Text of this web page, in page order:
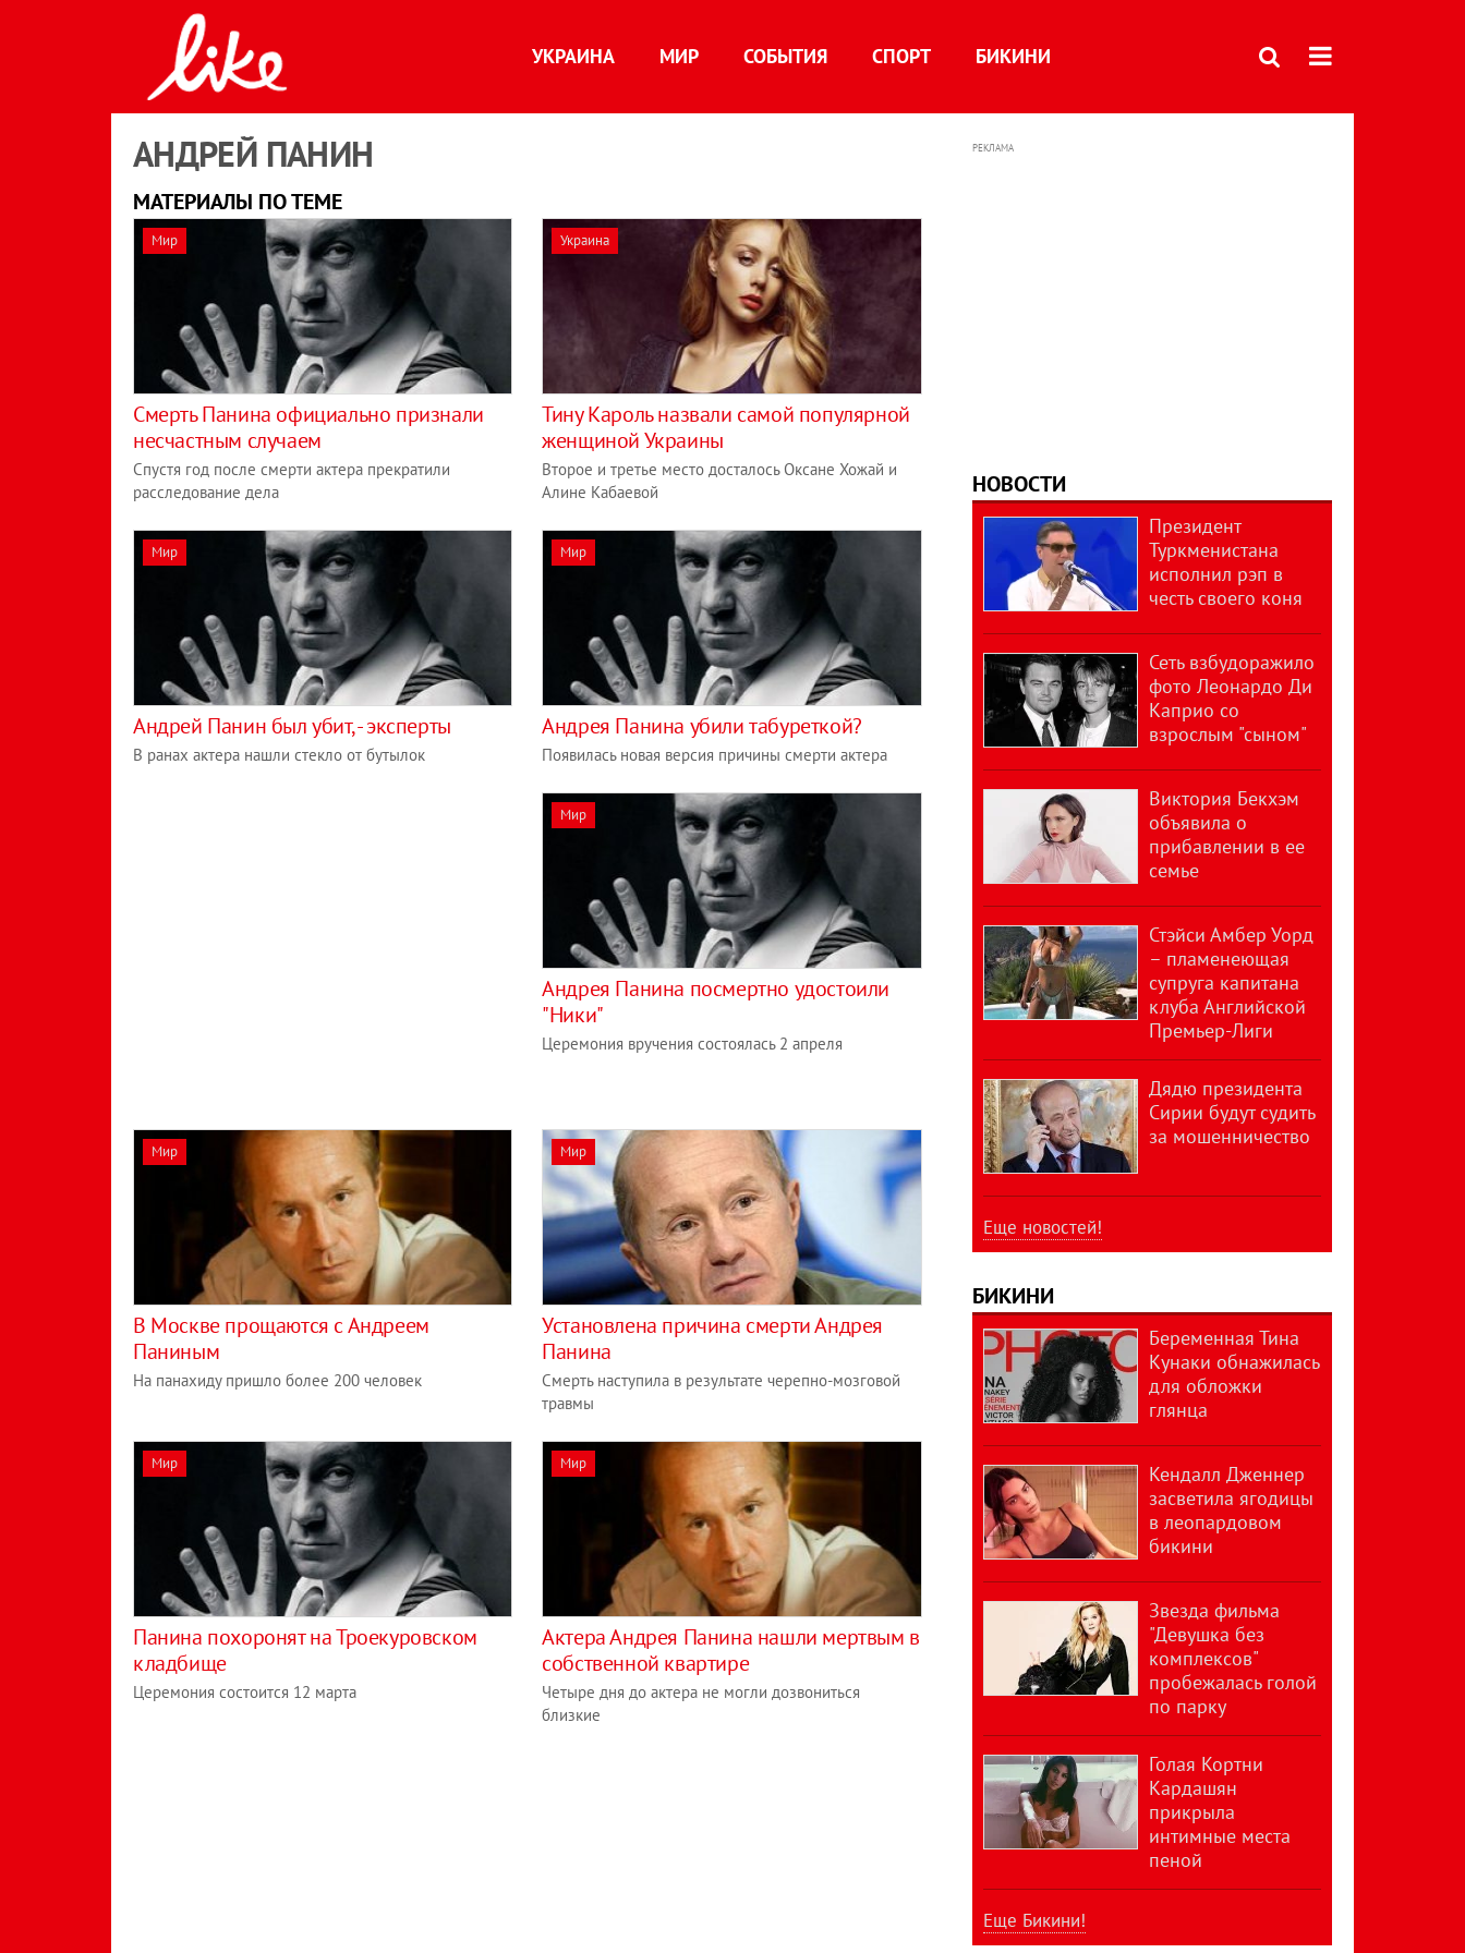
УКРАИНА МИР СОБЫТИЯ СПОРТ БИКИНИ
АНДРЕЙ ПАНИН
МАТЕРИАЛЫ ПО ТЕМЕ
Мир
Смерть Панина официально признали
несчастным случаем
Спустя год после смерти актера прекратили
расследование дела
Украина
Тину Кароль назвали самой популярной
женщиной Украины
Второе и третье место досталось Оксане Хожай и
Алине Кабаевой
Мир
Андрей Панин был убит, - эксперты
В ранах актера нашли стекло от бутылок
Мир
Андрея Панина убили табуреткой?
Появилась новая версия причины смерти актера
Мир
Андрея Панина посмертно удостоили
"Ники"
Церемония вручения состоялась 2 апреля
Мир
В Москве прощаются с Андреем
Паниным
На панахиду пришло более 200 человек
Мир
Установлена ​​причина смерти Андрея
Панина
Смерть наступила в результате черепно-мозговой
травмы
Мир
Панина похоронят на Троекуровском
кладбище
Церемония состоится 12 марта
Мир
Актера Андрея Панина нашли мертвым в
собственной квартире
Четыре дня до актера не могли дозвониться
близкие
РЕКЛАМА
НОВОСТИ
Президент
Туркменистана
исполнил рэп в
честь своего коня
Сеть взбудоражило
фото Леонардо Ди
Каприо со
взрослым "сыном"
Виктория Бекхэм
объявила о
прибавлении в ее
семье
Стэйси Амбер Уорд
– пламенеющая
супруга капитана
клуба Английской
Премьер-Лиги
Дядю президента
Сирии будут судить
за мошенничество
Еще новостей!
БИКИНИ
Беременная Тина
Кунаки обнажилась
для обложки
глянца
Кендалл Дженнер
засветила ягодицы
в леопардовом
бикини
Звезда фильма
"Девушка без
комплексов"
пробежалась голой
по парку
Голая Кортни
Кардашян
прикрыла
интимные места
пеной
Еще Бикини!